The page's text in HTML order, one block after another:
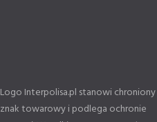
Logo Interpolisa.pl stanowi chroniony
znak towarowy i podlega ochronie